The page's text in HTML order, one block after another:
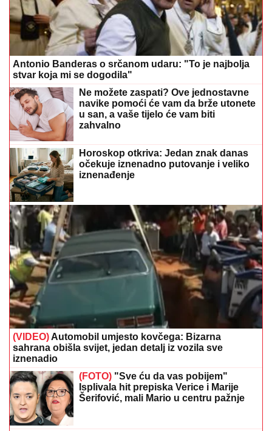
Antonio Banderas o srčanom udaru: "To je najbolja
stvar koja mi se dogodila"
Ne možete zaspati? Ove jednostavne
navike pomoći će vam da brže utonete
u san, a vaše tijelo će vam biti
zahvalno
Horoskop otkriva: Jedan znak danas
očekuje iznenadno putovanje i veliko
iznenađenje
(VIDEO) Automobil umjesto kovčega: Bizarna
sahrana obišla svijet, jedan detalj iz vozila sve
iznenadio
(FOTO) "Sve ću da vas pobijem"
Isplivala hit prepiska Verice i Marije
Šerifović, mali Mario u centru pažnje